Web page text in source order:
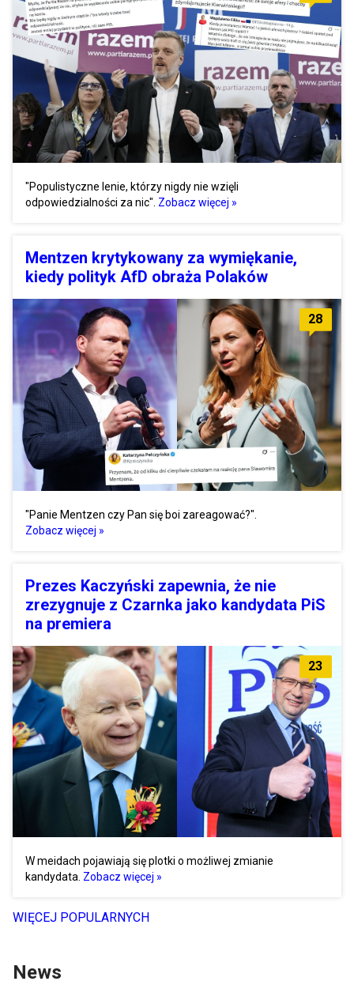
"Populistyczne lenie, którzy nigdy nie wzięli
odpowiedzialności za nic". Zobacz więcej »
Mentzen krytykowany za wymiękanie,
kiedy polityk AfD obraża Polaków
28
"Panie Mentzen czy Pan się boi zareagować?".
Zobacz więcej »
Prezes Kaczyński zapewnia, że nie
zrezygnuje z Czarnka jako kandydata PiS
na premiera
23
W meidach pojawiają się plotki o możliwej zmianie
kandydata. Zobacz więcej »
WIĘCEJ POPULARNYCH
News